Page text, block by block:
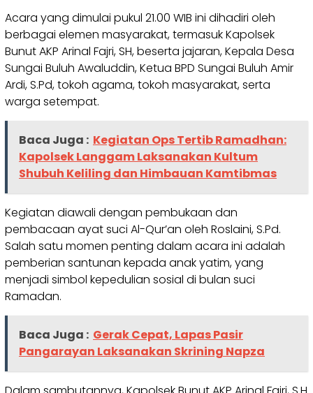
Acara yang dimulai pukul 21.00 WIB ini dihadiri oleh
berbagai elemen masyarakat, termasuk Kapolsek
Bunut AKP Arinal Fajri, SH, beserta jajaran, Kepala Desa
Sungai Buluh Awaluddin, Ketua BPD Sungai Buluh Amir
Ardi, S.Pd, tokoh agama, tokoh masyarakat, serta
warga setempat.
Baca Juga : Kegiatan Ops Tertib Ramadhan:
Kapolsek Langgam Laksanakan Kultum
Shubuh Keliling dan Himbauan Kamtibmas
Kegiatan diawali dengan pembukaan dan
pembacaan ayat suci Al-Qur’an oleh Roslaini, S.Pd.
Salah satu momen penting dalam acara ini adalah
pemberian santunan kepada anak yatim, yang
menjadi simbol kepedulian sosial di bulan suci
Ramadan.
Baca Juga : Gerak Cepat, Lapas Pasir
Pangarayan Laksanakan Skrining Napza